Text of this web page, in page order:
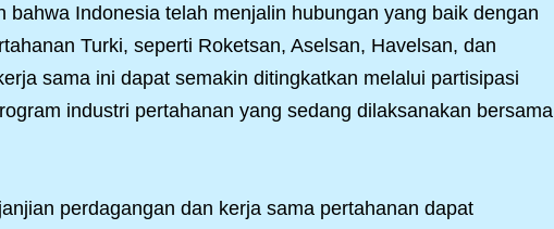
bahwa Indonesia telah menjalin hubungan yang baik dengan
Turki, seperti Roketsan, Aselsan, Havelsan, dan
sama ini dapat semakin ditingkatkan melalui partisipasi
industri pertahanan yang sedang dilaksanakan bersama
perdagangan dan kerja sama pertahanan dapat